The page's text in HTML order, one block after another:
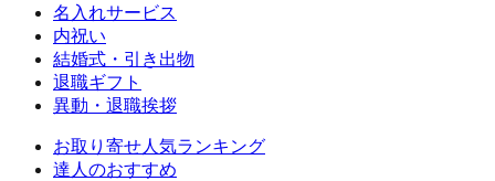
名入れサービス
内祝い
結婚式・引き出物
退職ギフト
異動・退職挨拶
お取り寄せ人気ランキング
達人のおすすめ